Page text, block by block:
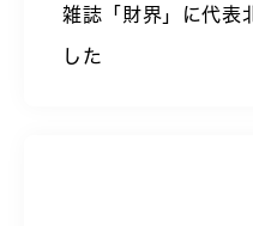
雑誌「財界」に代表
した